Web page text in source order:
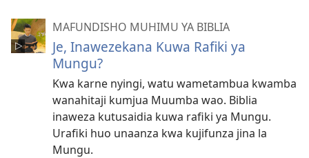
MAFUNDISHO MUHIMU YA BIBLIA
Je, Inawezekana Kuwa Rafiki ya
Mungu?
Kwa karne nyingi, watu wametambua kwamba
wanahitaji kumjua Muumba wao. Biblia
inaweza kutusaidia kuwa rafiki ya Mungu.
Urafiki huo unaanza kwa kujifunza jina la
Mungu.